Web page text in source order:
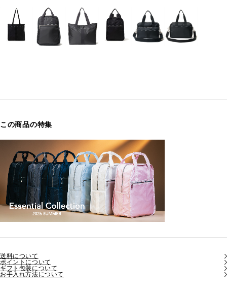
この商品の特集
送料について
ポイントについて
ギフト包装について
お手入れ方法について